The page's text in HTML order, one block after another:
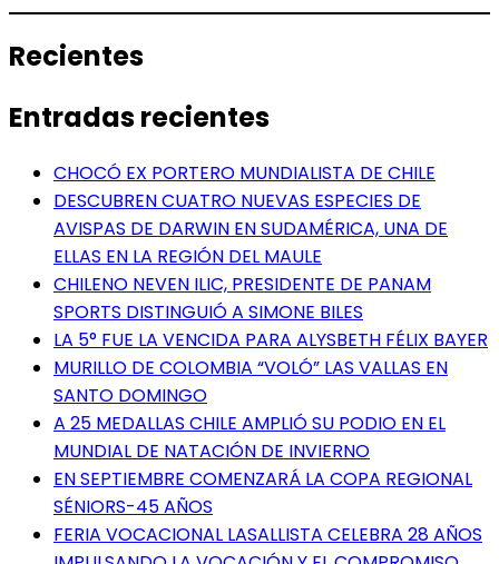
Recientes
Entradas recientes
CHOCÓ EX PORTERO MUNDIALISTA DE CHILE
DESCUBREN CUATRO NUEVAS ESPECIES DE
AVISPAS DE DARWIN EN SUDAMÉRICA, UNA DE
ELLAS EN LA REGIÓN DEL MAULE
CHILENO NEVEN ILIC, PRESIDENTE DE PANAM
SPORTS DISTINGUIÓ A SIMONE BILES
LA 5° FUE LA VENCIDA PARA ALYSBETH FÉLIX BAYER
MURILLO DE COLOMBIA “VOLÓ” LAS VALLAS EN
SANTO DOMINGO
A 25 MEDALLAS CHILE AMPLIÓ SU PODIO EN EL
MUNDIAL DE NATACIÓN DE INVIERNO
EN SEPTIEMBRE COMENZARÁ LA COPA REGIONAL
SÉNIORS-45 AÑOS
FERIA VOCACIONAL LASALLISTA CELEBRA 28 AÑOS